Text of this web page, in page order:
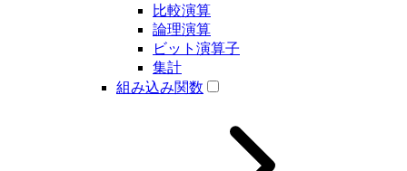
比較演算
論理演算
ビット演算子
集計
組み込み関数